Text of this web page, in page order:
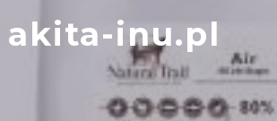
to
content
akita-inu.pl